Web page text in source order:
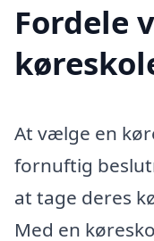
Fordele
At vælge en
fornuftig
at tage deres
Med en